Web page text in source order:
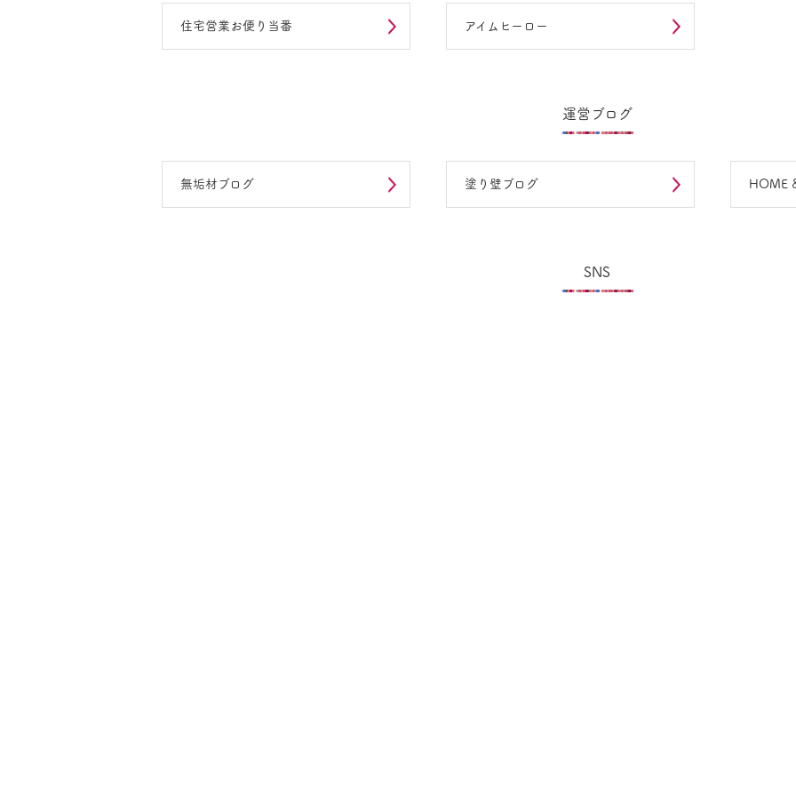
住宅営業お便り当番 アイムヒーロー
運営ブログ
無垢材ブログ 塗り壁ブログ HOME
SNS